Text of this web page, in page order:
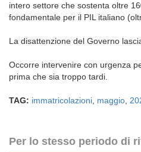
intero settore che sostenta oltre
fondamentale per il PIL italiano
La disattenzione del Governo
Occorre intervenire con urgenza
prima che sia troppo tardi.
TAG: immatricolazioni maggio
Per lo stesso periodo di